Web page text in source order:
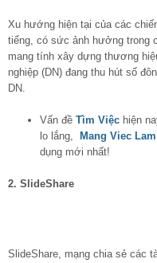
Xu hướng hiện tại của các
tiếng, có sức ảnh hưởng trong
mang tính xây dựng thương
nghiệp (DN) đang thu hút số
DN.
Vấn đề Tìm Việc hiện
lo lắng,
Mang Viec Lam
dụng mới nhất!
2. SlideShare
SlideShare, mạng chia sẻ các